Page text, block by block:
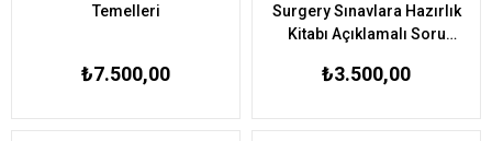
Temelleri
₺7.500,00
Surgery Sınavlara Hazırlık
Kitabı Açıklamalı Soru
₺3.500,00